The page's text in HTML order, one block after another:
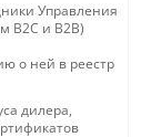
Управления
B2C и B2B)
о ней в реестр
дилера,